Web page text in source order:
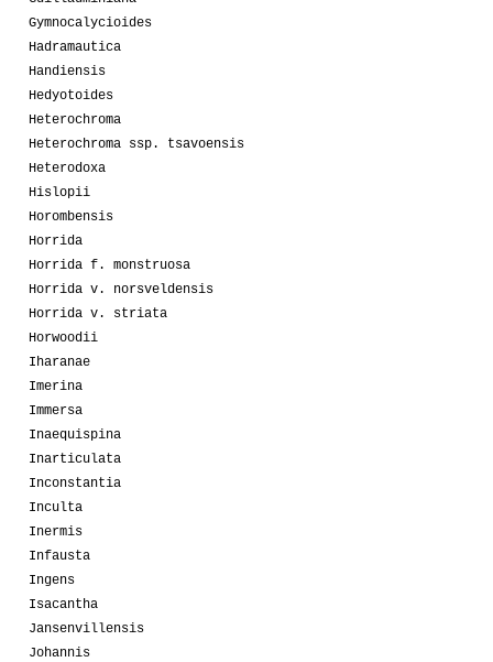
Gymnocalycioides
Hadramautica
Handiensis
Hedyotoides
Heterochroma
Heterochroma ssp. tsavoensis
Heterodoxa
Hislopii
Horombensis
Horrida
Horrida f. monstruosa
Horrida v. norsveldensis
Horrida v. striata
Horwoodii
Iharanae
Imerina
Immersa
Inaequispina
Inarticulata
Inconstantia
Inculta
Inermis
Infausta
Ingens
Isacantha
Jansenvillensis
Johannis